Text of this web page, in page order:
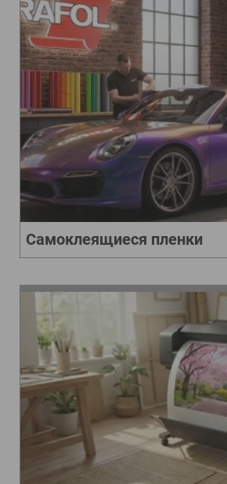
Самоклеящиеся пленки